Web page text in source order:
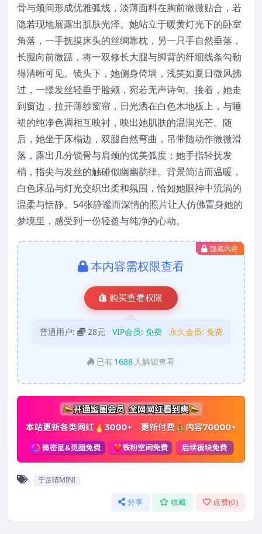
骨与颈间形成优雅弧线，淡薄面料在胸前微微贴合，若
隐若现地展露出肌肤光泽。她站立于暖黄灯光下的卧室
角落，一手抚摸床头的丝绸靠枕，另一只手自然垂落，
长腿向前微踮，将一双修长大腿与脚背的纤细线条勾勒
得清晰可见。镜头下，她侧身倚墙，浅笑如夏日微风拂
过，一缕发丝轻垂于脸颊，宛若无声诗句。接着，她走
到窗边，拉开薄纱窗帘，日光洒在白色木地板上，与睡
裙的纯净色调相互映衬，映出她肌肤的温润光芒。随
后，她坐于床榻边，双腿自然弯曲，吊带随动作微微滑
落，露出几分锁骨与肩颈的优美弧度；她手指轻抚发
梢，指尖与发丝的触碰似幽幽韵律。背景简洁而温暖，
白色床品与灯光交织出柔和氛围，恰如她眼神中流淌的
温柔与恬静。54张静谧而深情的照片让人仿佛置身她的
梦境里，感受到一份轻盈与纯净的心动。
隐藏内容
本内容需权限查看
购买查看权限
普通用户: 28元 VIP会员: 免费 永久会员: 免费
已有 1688 人解锁查看
于芷晴MINI
分享 收藏 点赞(0)